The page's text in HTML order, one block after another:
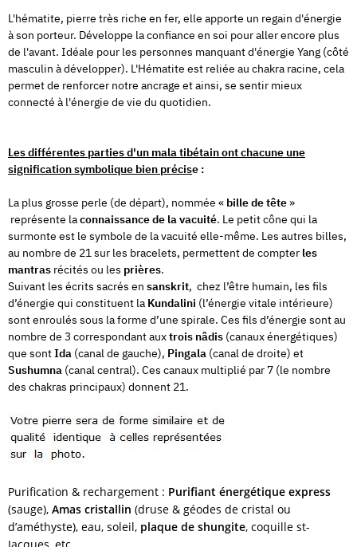
L'hématite, pierre très riche en fer, elle apporte un regain d'énergie
à son porteur. Développe la confiance en soi pour aller encore plus
de l'avant. Idéale pour les personnes manquant d'énergie Yang (côté
masculin à développer). L'Hématite est reliée au chakra racine, cela
permet de renforcer notre ancrage et ainsi, se sentir mieux
connecté à l'énergie de vie du quotidien.
Les différentes parties d'un mala tibétain ont chacune une
signification symbolique bien précise :
La plus grosse perle (de départ), nommée « bille de tête»
représente laconnaissance de la vacuité. Le petit cône qui la
surmonte est le symbole de la vacuité elle-même. Les autres billes,
au nombre de 21 sur les bracelets, permettent de compter les
mantras récités ou les prières.
Suivant les écrits sacrés en sanskrit, chez l’être humain, les fils
d’énergie qui constituent la Kundalini (l’énergie vitale intérieure)
sont enroulés sous la forme d’une spirale. Ces fils d’énergie sont au
nombre de 3 correspondant auxtrois nâdis (canaux énergétiques)
que sontIda (canal de gauche), Pingala (canal de droite) et
Sushumna (canal central). Ces canaux multiplié par 7 (le nombre
des chakras principaux) donnent 21.
Purification & rechargement : Purifiant énergétique express
(sauge), Amas cristallin (druse & géodes de cristal ou
d’améthyste), eau, soleil, plaque de shungite, coquille st-
Jacques, etc.